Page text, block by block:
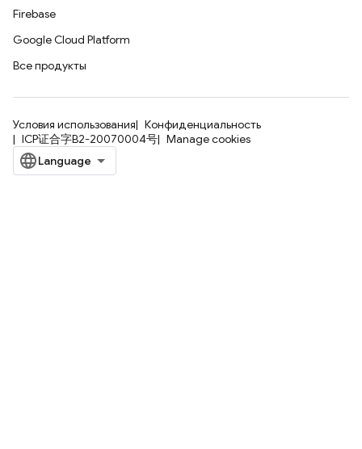
Firebase
Google Cloud Platform
Все продукты
Условия использования
Конфиденциальность
ICP证合字B2-20070004号
Manage cookies